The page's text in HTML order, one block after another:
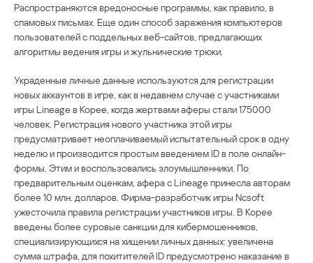
Распространяются вредоносные программы, как правило, в
спамовых письмах. Еще один способ заражения компьютеров
пользователей с поддельных веб-сайтов, предлагающих
алгоритмы ведения игры и жульнические трюки.
Украденные личные данные используются для регистрации
новых аккаунтов в игре, как в недавнем случае с участниками
игры Lineage в Корее, когда жертвами аферы стали 175000
человек. Регистрация нового участника этой игры
предусматривает неоплачиваемый испытательный срок в одну
неделю и производится простым введением ID в поле онлайн-
формы. Этим и воспользовались злоумышленники. По
предварительным оценкам, афера с Lineage принесла авторам
более 10 млн. долларов. Фирма-разработчик игры Ncsoft
ужесточила правила регистрации участников игры. В Корее
введены более суровые санкции для кибермошенников,
специализирующихся на хищении личных данных: увеличена
сумма штрафа, для похитителей ID предусмотрено наказание в